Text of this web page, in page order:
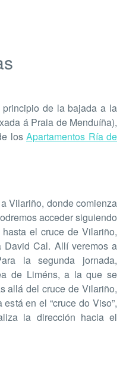
de la bajada a la
á Praia de Menduíña),
losApartamentos Ría de
Vilariño, donde comienza
acceder siguiendo
el cruce de Vilariño,
David Cal. Allí veremos a
la segunda jornada,
de Liméns, a la que se
allá del cruce de Vilariño,
en el “cruce do Viso”,
la dirección hacia el